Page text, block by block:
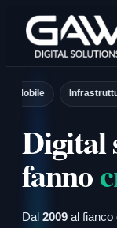
contenuto
Infrastrutture
Digital
fanno
Dal 2009 al fianco